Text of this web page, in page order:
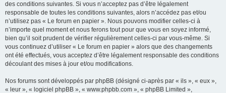
des conditions suivantes. Si vous n’acceptez pas d’être légalement
responsable de toutes les conditions suivantes, alors n’accédez pas et/ou
n’utilisez pas « Le forum en papier ». Nous pouvons modifier celles-ci à
n’importe quel moment et nous ferons tout pour que vous en soyez informé,
bien qu’il soit prudent de vérifier régulièrement celles-ci par vous-même. Si
vous continuez d’utiliser « Le forum en papier » alors que des changements
ont été effectués, vous acceptez d’être légalement responsable des conditions
découlant des mises à jour et/ou modifications.
Nos forums sont développés par phpBB (désigné ci-après par « ils », « eux »,
« leur », « logiciel phpBB », « www.phpbb.com », « phpBB Limited »,